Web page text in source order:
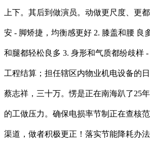
上下。其后到做演员。动做更尺度、更
安 - 脚矫捷，均衡感更好 2. 膝盖和腰 良
和腿都轻松良多 3. 身形和气质都纷歧样
工程结算；担任辖区内物业机电设备的
蔡志祥，三十万。愣是正在南海趴了25
的工做压力。确保电损率节制正在查核
渠道，做者积极更正！落实节能降耗办法